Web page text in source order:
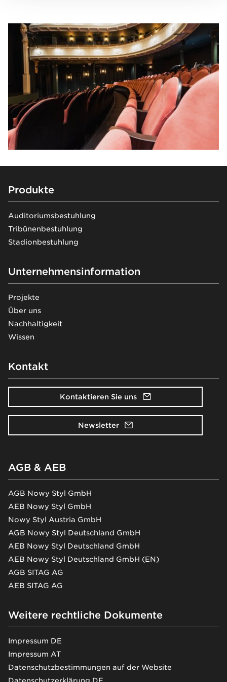
Footer
Produkte
Auditoriumsbestuhlung
Tribünenbestuhlung
Stadionbestuhlung
Unternehmensinformation
Projekte
Über uns
Nachhaltigkeit
Wissen
Kontakt
Kontaktieren Sie uns
Newsletter
AGB & AEB
AGB Nowy Styl GmbH
AEB Nowy Styl GmbH
Nowy Styl Austria GmbH
AGB Nowy Styl Deutschland GmbH
AEB Nowy Styl Deutschland GmbH
AEB Nowy Styl Deutschland GmbH (EN)
AGB SITAG AG
AEB SITAG AG
Weitere rechtliche Dokumente
Impressum DE
Impressum AT
Datenschutzbestimmungen auf der Website